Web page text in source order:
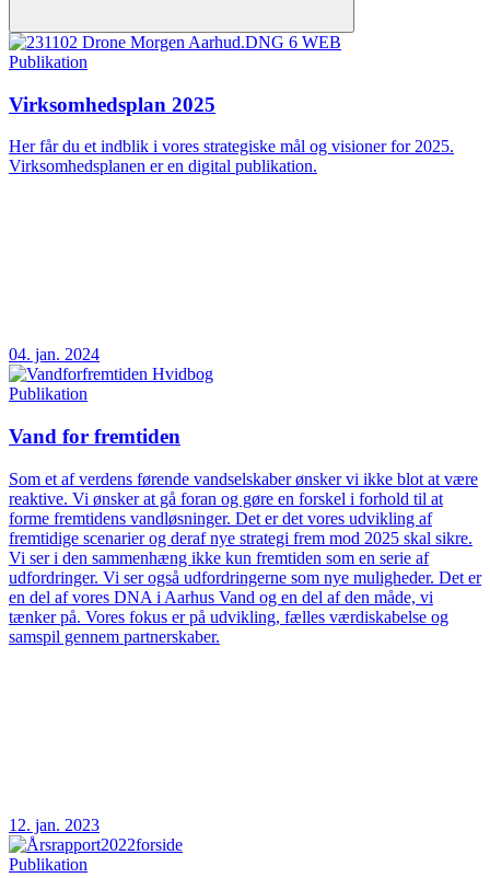
Publikation
Virksomhedsplan 2025
Her får du et indblik i vores strategiske mål og visioner for 2025.
Virksomhedsplanen er en digital publikation.
04. jan. 2024
Publikation
Vand for fremtiden
Som et af verdens førende vandselskaber ønsker vi ikke blot at være
reaktive. Vi ønsker at gå foran og gøre en forskel i forhold til at
forme fremtidens vandløsninger. Det er det vores udvikling af
fremtidige scenarier og deraf nye strategi frem mod 2025 skal sikre.
Vi ser i den sammenhæng ikke kun fremtiden som en serie af
udfordringer. Vi ser også udfordringerne som nye muligheder. Det er
en del af vores DNA i Aarhus Vand og en del af den måde, vi
tænker på. Vores fokus er på udvikling, fælles værdiskabelse og
samspil gennem partnerskaber.
12. jan. 2023
Publikation